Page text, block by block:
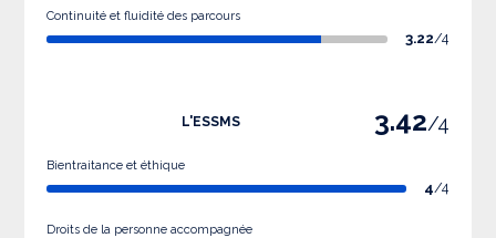
Continuité et fluidité des parcours
3.22/4
L'ESSMS 3.42/4
Bientraitance et éthique
4/4
Droits de la personne accompagnée